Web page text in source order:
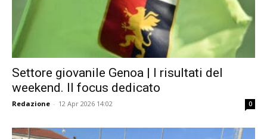
Settore giovanile Genoa | I risultati del
weekend. Il focus dedicato
Redazione - 12 Apr 2026 14:02 0